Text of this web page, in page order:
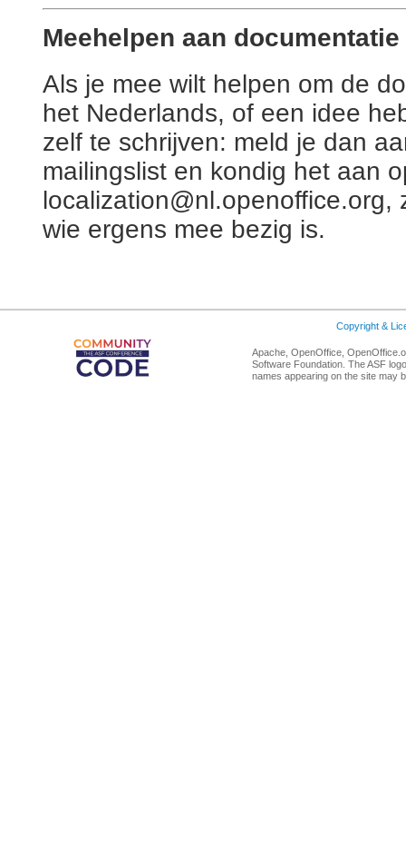
Meehelpen aan
Als je mee wilt helpen om de
het Nederlands, of een idee
zelf te schrijven: meld je dan
mailingslist en kondig het aan
wie ergens mee bezig is.
Copyright &
Apache, OpenOffice,
Software Foundation. The ASF
names appearing on the site may